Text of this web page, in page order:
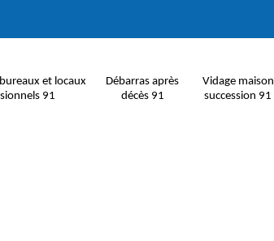
et locaux
91
Débarras après
décès 91
Vidage maison
succession 91